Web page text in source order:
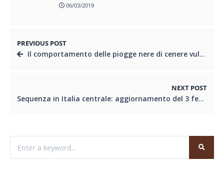
06/03/2019
PREVIOUS POST
Il comportamento delle piogge nere di cenere vulcanica
NEXT POST
Sequenza in Italia centrale: aggiornamento del 3 febbraio ore 11.00